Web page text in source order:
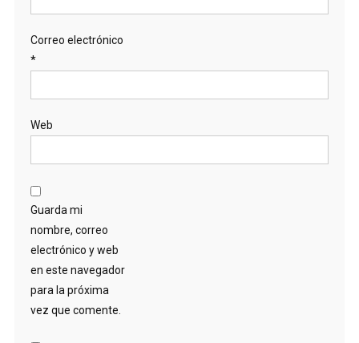
Correo electrónico
*
Web
Guarda mi
nombre, correo
electrónico y web
en este navegador
para la próxima
vez que comente.